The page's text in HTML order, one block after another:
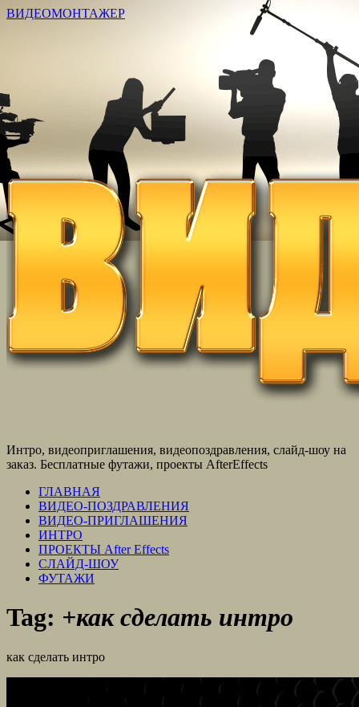
ВИДЕОМОНТАЖЕР
Интро, видеоприглашения, видеопоздравления, слайд-шоу на
заказ. Бесплатные футажи, проекты AfterEffects
ГЛАВНАЯ
ВИДЕО-ПОЗДРАВЛЕНИЯ
ВИДЕО-ПРИГЛАШЕНИЯ
ИНТРО
ПРОЕКТЫ After Effects
СЛАЙД-ШОУ
ФУТАЖИ
Tag: +как сделать интро
как сделать интро